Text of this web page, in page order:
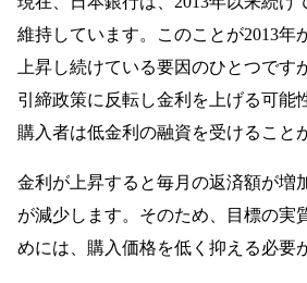
維持しています。このことが2013年
上昇し続けている要因のひとつです
引締政策に反転し金利を上げる可能
購入者は低金利の融資を受けること
金利が上昇すると毎月の返済額が増
が減少します。そのため、目標の実
めには、購入価格を低く抑える必要